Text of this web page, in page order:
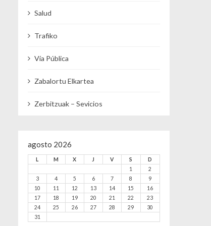
Salud
Trafiko
Vía Pública
Zabalortu Elkartea
Zerbitzuak – Sevicios
agosto 2026
L M X J V S
D
1
2
3
4 5 6 7 8
9
10
11 12 13 14 15
16
17
18 19 20 21 22
23
24
25 26 27 28 29
30
31